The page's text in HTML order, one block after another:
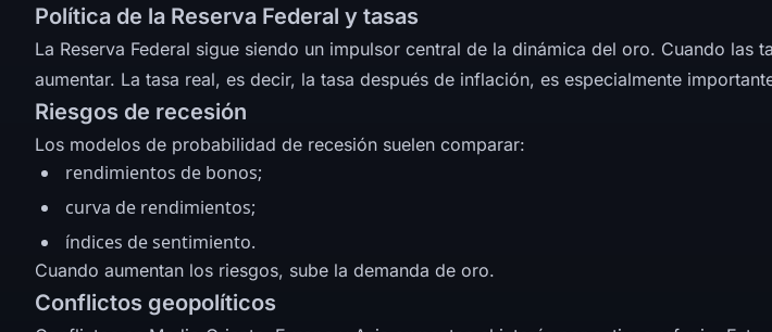
Política de la Reserva Federal y tasas
La Reserva Federal sigue siendo un impulsor central de la dinámica del oro. Cuando
aumentar. La tasa real, es decir, la tasa después de inflación, es especialmente
Riesgos de recesión
Los modelos de probabilidad de recesión suelen comparar:
rendimientos de bonos;
curva de rendimientos;
índices de sentimiento.
Cuando aumentan los riesgos, sube la demanda de oro.
Conflictos geopolíticos